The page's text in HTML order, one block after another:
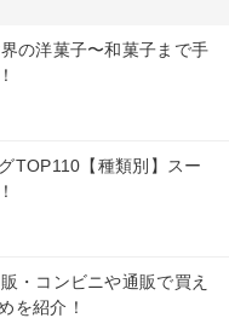
の洋菓子〜和菓子まで手
TOP110【種類別】スー
・コンビニや通販で買え
を紹介！